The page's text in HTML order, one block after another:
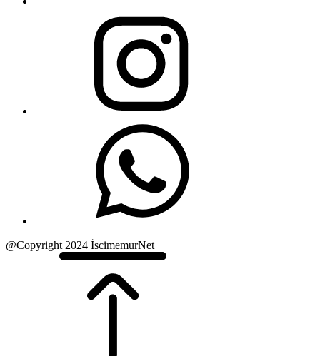
@Copyright 2024 İscimemurNet